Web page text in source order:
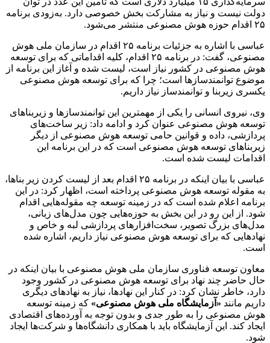
دولت نیست و نیاز به مشارکت بخش خصوصی دارد. به‌زودی برنامه
۲۵ اقدام حوزه هوش مصنوعی منتشر می‌شود.
عباسی با اشاره به جزئیات برنامه ۲۵ اقدام در سازمان ملی هوش
مصنوعی، گفت: در برنامه ۲۵ اقدام، کلیه اقداماتی که برای توسعه
هوش مصنوعی در کشور نیاز است، لیست شده و آغاز این برنامه از
موضوع توانمندسازها است؛ چرا که برای توسعه هوش مصنوعی
یکسری زیربنا و توانمندساز نیاز داریم.
وی، نیروی انسانی را یکی از مهمترین این توانمندسازها و زیربناهای
توسعه هوش مصنوعی عنوان کرد و ادامه داد: زیر ساخت‌های
پردازشی، داده و قوانین حامی توسعه هوش مصنوعی از دیگر
زیربناهای توسعه هوش مصنوعی است که در این برنامه این
اقدامات لیست شده است.
عباسی با بیان اینکه در برنامه ۲۵ اقدام بعد از لیست کردن زیر بناها،
به مقوله توسعه هوش مصنوعی پرداخته است، اظهار کرد: در این
برنامه اعلام شده است که در زمینه توسعه چه مقوله‌هایی اقدام
شود. از این رو در این بخش به حوزه‌هایی چون مدل‌های زبانی،
مدل‌های بزرگ تصویر، سخت‌افزارهای پردازشی لبه و خاص و
نهادهایی که برای توسعه هوش مصنوعی نیاز داریم، اشاره شده
است.
معاون توسعه فناوری سازمان ملی هوش مصنوعی با بیان اینکه در
حال حاضر چند نهاد برای توسعه هوش مصنوعی در کشور وجود
دارد، خاطر نشان کرد: در کنار این نهادها، نیاز به نهادهای دیگری
داریم مانند «آزمایشگاه ملی هوش مصنوعی» که زمینه توسعه
هوش مصنوعی را به طور جدی و بدون توجه به آورده‌های اقتصادی
ایجاد کند. این آزمایشگاه باید با همکاری دانشگاه‌ها و شرکت‌ها ایجاد
شود.